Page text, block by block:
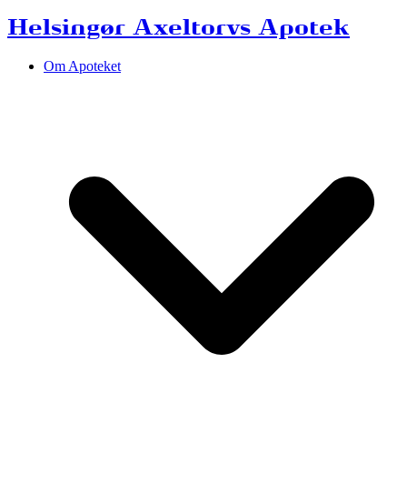
Helsingør Axeltorvs Apotek
Om Apoteket